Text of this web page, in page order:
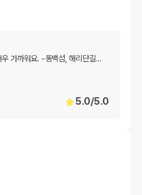
가까워요. -동백섬, 해리단길…
5.0/5.0